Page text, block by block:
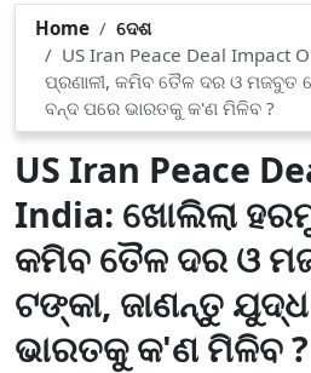
Home
ଦେଶ
US Iran Peace Deal Impact
ପ୍ରଣାଳୀ, କମିବ ତୈଳ ଦର ଓ ମଜବୁତ
ବନ୍ଦ ପରେ ଭାରତକୁ କ'ଣ ମିଳିବ ?
US Iran Peace
India: ଖୋଲିଲା
କମିବ ତୈଳ ଦର ଓ
ଟଙ୍କା, ଜାଣନ୍ତୁ
ଭାରତକୁ କ'ଣ ମିଳିବ ?